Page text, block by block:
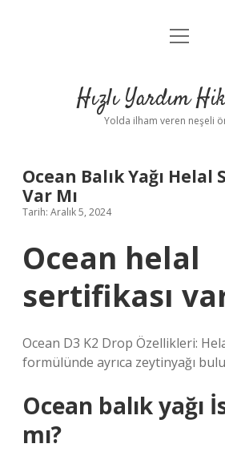
Anasayfa
Yasal Uyarı
menüyü
Hızlı Yardım
Yolda ilham veren neşeli
Ocean Balık Yağı Helal
Var Mı
Tarih: Aralık 5, 2024
Ocean helal
sertifikası
Ocean D3 K2 Drop Özellikleri:
formülünde ayrıca zeytinyağı
Ocean balık yağı
mı?